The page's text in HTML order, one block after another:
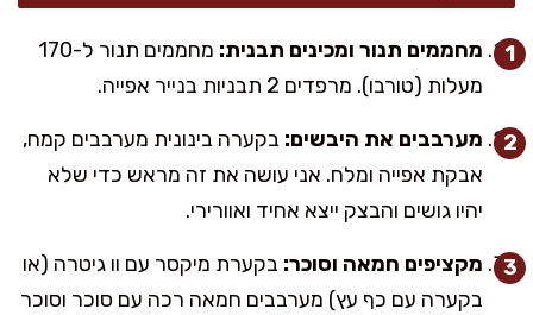
מחממים תנור ומכינים תבנית:
מחממים תנור ל-170
מעלות (טורבו). מרפדים 2 תבניות בנייר אפייה.
מערבבים את היבשים: בקערה בינונית מערבבים קמח,
אבקת אפייה ומלח. אני עושה את זה מראש כדי שלא
יהיו גושים והבצק ייצא אחיד ואוורירי.
מקציפים חמאה וסוכר: בקערת מיקסר עם וו גיטרה (או
בקערה עם כף עץ) מערבבים חמאה רכה עם סוכר וסוכר